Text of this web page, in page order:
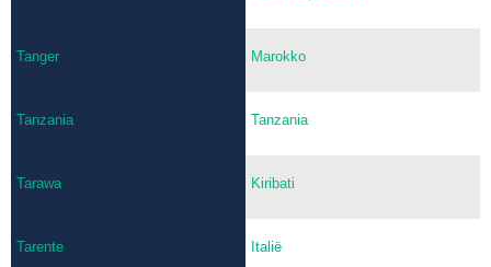
Tanger Marokko
Tanzania Tanzania
Tarawa Kiribati
Tarente Italië